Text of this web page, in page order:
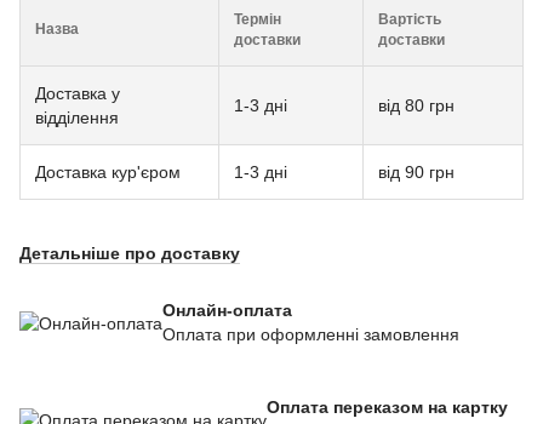
Назва
Термін
доставки
Вартість
доставки
Доставка у
відділення
1-3 дні від 80 грн
Доставка кур'єром 1-3 дні від 90 грн
Детальніше про доставку
Онлайн-оплата
Оплата при оформленні замовлення
Оплата переказом на картку